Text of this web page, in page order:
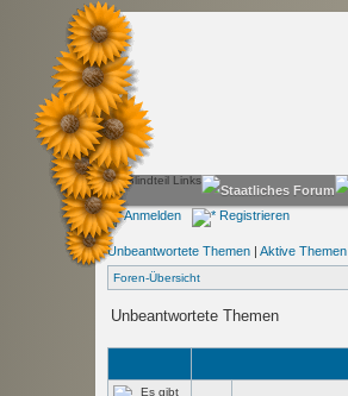
Anmelden Registrieren
Unbeantwortete Themen | Aktive Themen
Foren-Übersicht
Unbeantwortete Themen